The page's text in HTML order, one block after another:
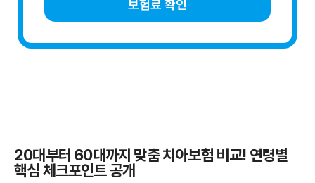
보험료 확인
20대부터 60대까지 맞춤 치아보험 비교! 연령별
핵심 체크포인트 공개